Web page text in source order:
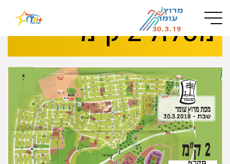
Button used only for devices with a small screen
מסלול 2 ק"מ